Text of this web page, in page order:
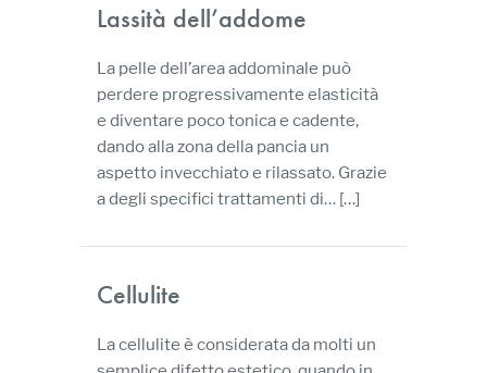
Lassità dell’addome
La pelle dell’area addominale può
perdere progressivamente elasticità
e diventare poco tonica e cadente,
dando alla zona della pancia un
aspetto invecchiato e rilassato. Grazie
a degli specifici trattamenti di… […]
Cellulite
La cellulite è considerata da molti un